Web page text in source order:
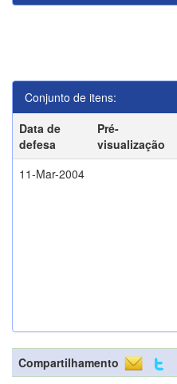
Conjunto de itens:
Data de
defesa
Pré-
visualização
11-Mar-2004
Compartilhamento